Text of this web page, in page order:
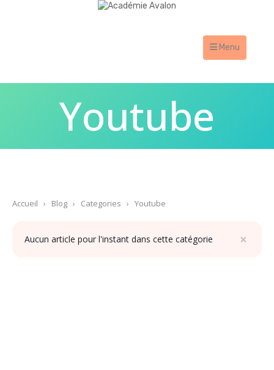
Menu
Youtube
Accueil › Blog › Categories › Youtube
×
Aucun article pour l'instant dans cette catégorie